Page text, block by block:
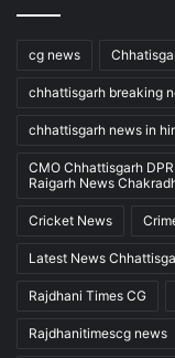
cg news
chhattisgarh breaking
chhattisgarh news in
CMO Chhattisgarh
Raigarh News
Cricket News
Latest News
Rajdhani Times CG
Rajdhanitimescg news